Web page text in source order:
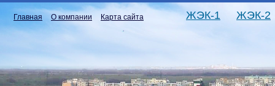
Главная О компании Карта сайта ЖЭК-1 ЖЭК-2